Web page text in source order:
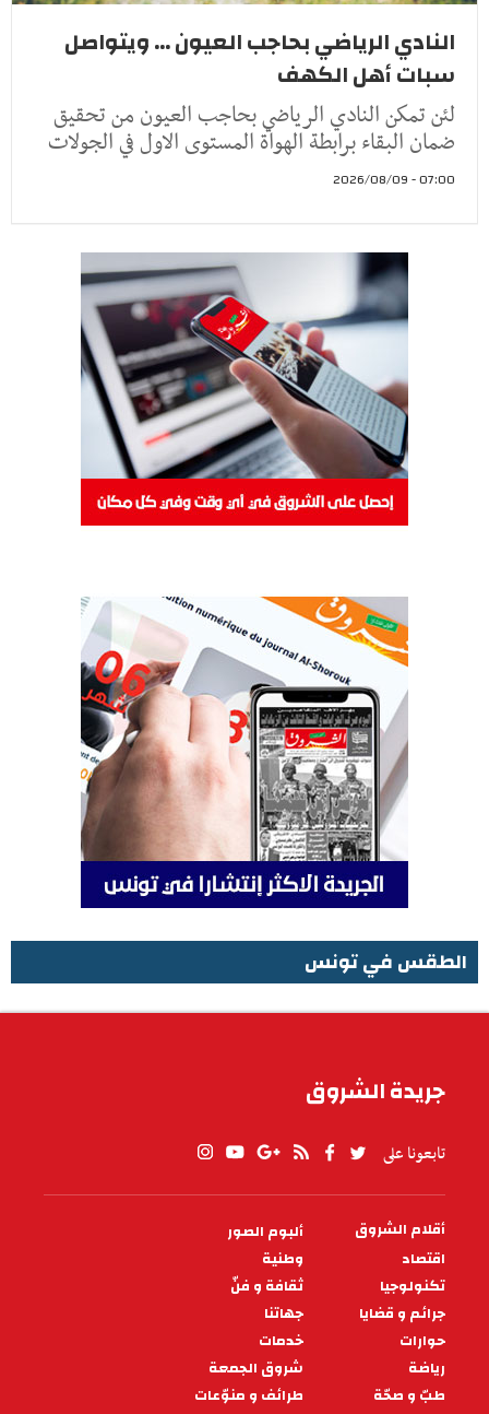
النادي الرياضي بحاجب العيون ... ويتواصل
سبات أهل الكهف
لئن تمكن النادي الرياضي بحاجب العيون من تحقيق
ضمان البقاء برابطة الهواة المستوى الاول في الجولات
07:00 - 2026/08/09
الطقس في تونس
جريدة الشروق
تابعونا على
PIED
DE
PAGE
أقلام الشروق
ألبوم الصور
اقتصاد
وطنية
تكنولوجيا
ثقافة و فنّ
جرائم و قضايا
جهاتنا
حوارات
خدمات
رياضة
شروق الجمعة
طبّ و صحّة
طرائف و منوّعات